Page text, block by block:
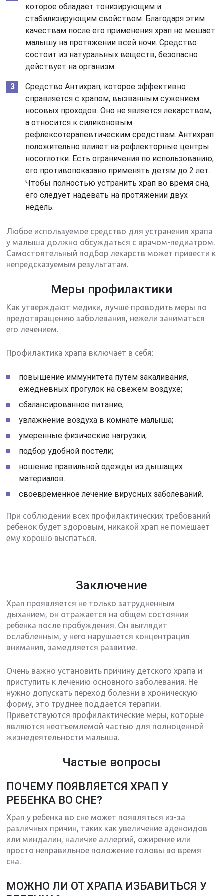
которое обладает тонизирующим и
стабилизирующим свойством. Благодаря этим
качествам после его применения храп не мешает
малышу на протяжении всей ночи. Средство
состоит из натуральных веществ, безопасно
действует на организм.
Средство Антихрап, которое эффективно
справляется с храпом, вызванным сужением
носовых проходов. Оно не является лекарством,
а относится к силиконовым
рефлексотерапевтическим средствам. Антихрап
положительно влияет на рефлекторные центры
носоглотки. Есть ограничения по использованию,
его противопоказано применять детям до 2 лет.
Чтобы полностью устранить храп во время сна,
его следует надевать на протяжении двух
недель.
Любое используемое средство для устранения храпа
у малыша должно обсуждаться с врачом-педиатром.
Самостоятельный подбор лекарств может привести к
непредсказуемым результатам.
Меры профилактики
Как утверждают медики, лучше проводить меры по
предотвращению заболевания, нежели заниматься
его лечением.
Профилактика храпа включает в себя:
повышение иммунитета путем закаливания,
ежедневных прогулок на свежем воздухе;
сбалансированное питание;
увлажнение воздуха в комнате малыша;
умеренные физические нагрузки;
подбор удобной постели;
ношение правильной одежды из дышащих
материалов.
своевременное лечение вирусных заболеваний.
При соблюдении всех профилактических требований
ребенок будет здоровым, никакой храп не помешает
ему хорошо выспаться.
Заключение
Храп проявляется не только затрудненным
дыханием, он отражается на общем состоянии
ребенка после пробуждения. Он выглядит
ослабленным, у него нарушается концентрация
внимания, замедляется развитие.
Очень важно установить причину детского храпа и
приступить к лечению основного заболевания. Не
нужно допускать переход болезни в хроническую
форму, это труднее поддается терапии.
Приветствуются профилактические меры, которые
являются неотъемлемой частью для полноценной
жизнедеятельности малыша.
Частые вопросы
ПОЧЕМУ ПОЯВЛЯЕТСЯ ХРАП У
РЕБЕНКА ВО СНЕ?
Храп у ребенка во сне может появляться из-за
различных причин, таких как увеличение аденоидов
или миндалин, наличие аллергий, ожирение или
просто неправильное положение головы во время
сна.
МОЖНО ЛИ ОТ ХРАПА ИЗБАВИТЬСЯ У